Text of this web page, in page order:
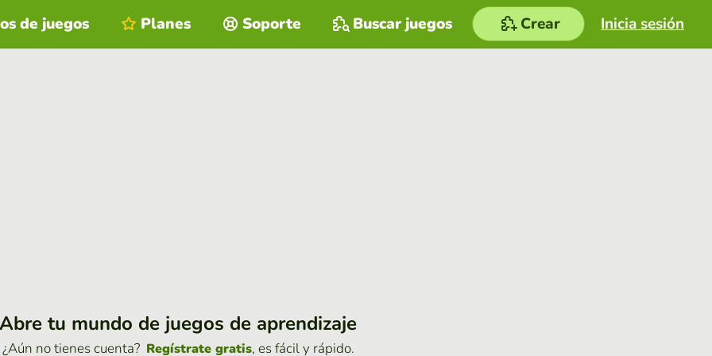
Inicia sesión
de juegos Planes Soporte Buscar juegos Crear
Abre tu mundo de juegos de aprendizaje
¿Aún no tienes cuenta? Regístrate gratis, es fácil y rápido.